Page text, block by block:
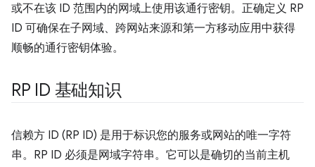
或不在该 ID 范围内的网域上使用该通行密钥。正确定义 RP
ID 可确保在子网域、跨网站来源和第一方移动应用中获得
顺畅的通行密钥体验。
RP ID 基础知识
信赖方 ID (RP ID) 是用于标识您的服务或网站的唯一字符
串。RP ID 必须是网域字符串。它可以是确切的当前主机